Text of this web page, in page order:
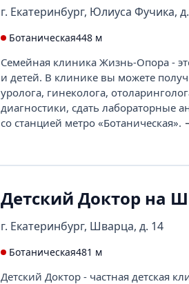
г. Екатеринбург, Юлиуса Фучика,
Ботаническая448 м
Семейная клиника Жизнь-Опора -
и детей. В клинике вы можете
уролога, гинеколога,
диагностики, сдать лабораторные
со станцией метро «Ботаническая».
Детский Доктор на
г. Екатеринбург, Шварца, д. 14
Ботаническая481 м
Детский Доктор - частная детская